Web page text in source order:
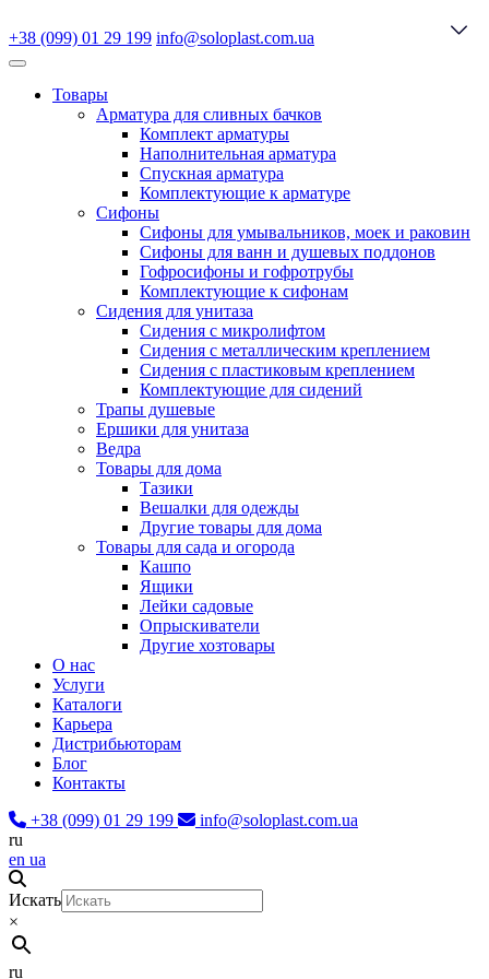
+38 (099) 01 29 199 info@soloplast.com.ua
Товары
Арматура для сливных бачков
Комплект арматуры
Наполнительная арматура
Спускная арматура
Комплектующие к арматуре
Сифоны
Сифоны для умывальников, моек и раковин
Сифоны для ванн и душевых поддонов
Гофросифоны и гофротрубы
Комплектующие к сифонам
Сидения для унитаза
Сидения с микролифтом
Сидения с металлическим креплением
Сидения с пластиковым креплением
Комплектующие для сидений
Трапы душевые
Ершики для унитаза
Ведра
Товары для дома
Тазики
Вешалки для одежды
Другие товары для дома
Товары для сада и огорода
Кашпо
Ящики
Лейки садовые
Опрыскиватели
Другие хозтовары
О нас
Услуги
Каталоги
Карьера
Дистрибьюторам
Блог
Контакты
+38 (099) 01 29 199
info@soloplast.com.ua
ru
en ua
Искать
×
ru